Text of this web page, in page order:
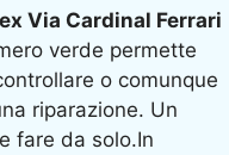
Via Cardinal Ferrari
verde permette
o comunque
riparazione. Un
fare da solo.In